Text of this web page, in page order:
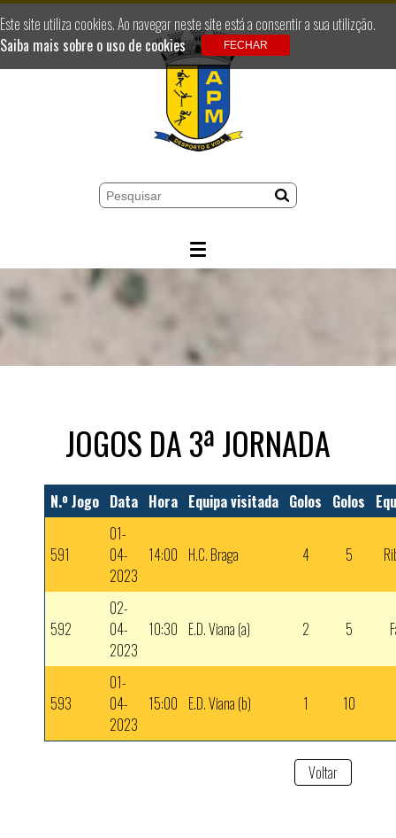
JOGOS DA 3ª JORNADA
N.º Jogo Data Hora Equipa visitada Golos Golos
591
01-
04-
2023
14:00 H.C. Braga 4 5
592
02-
04-
2023
10:30 E.D. Viana (a) 2 5
593
01-
04-
2023
15:00 E.D. Viana (b) 1 10
Voltar
Este site utiliza cookies. Ao navegar neste site está a consentir a sua utilizção.
Saiba mais sobre o uso de cookies